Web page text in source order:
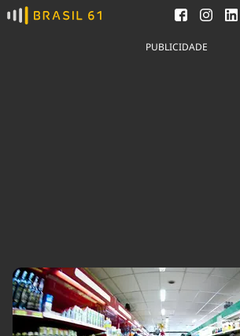
Ver todas as notícias
Agronegócios
Brasil
Brasil Mineral
Comportamento
Cultura
Economia
Meio
PUBLICIDADE